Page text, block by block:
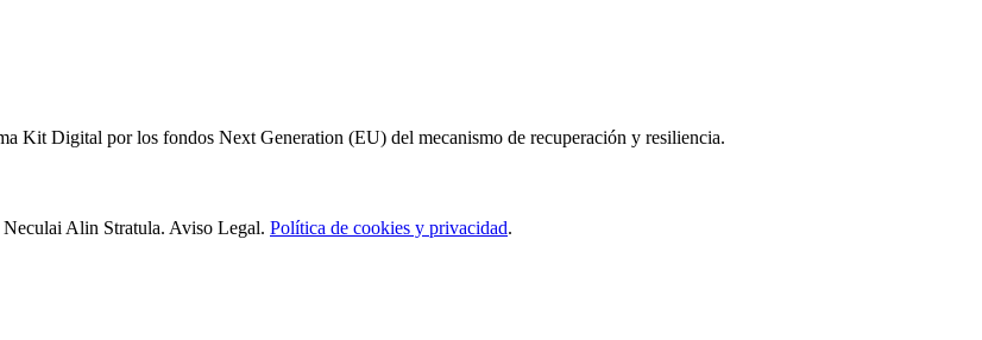
Kit Digital por los fondos Next Generation (EU) del mecanismo de recuperación y resiliencia.
Alin Stratula. Aviso Legal. Política de cookies y privacidad.